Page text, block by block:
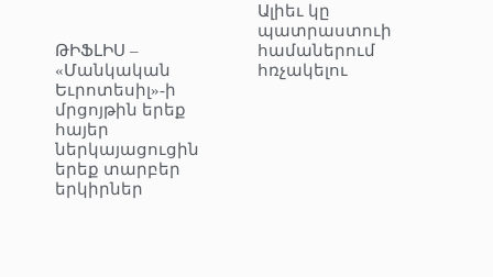
ԹԻՖԼԻՍ –
«Մանկական
Եւրոտեսիլ»-ի
մրցոյթին երեք
հայեր
ներկայացուցին
երեք տարբեր
երկիրներ
Ալիեւ կը
պատրաստուի
համաներում
հռչակելու